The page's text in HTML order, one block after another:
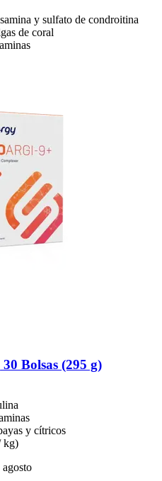
y sulfato de condroitina
de coral
Bolsas (295 g)
y cítricos
kg)